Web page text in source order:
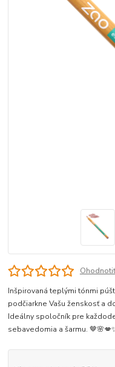
Inšpirovaná teplými tónmi
podčiarkne Vašu ženskosť a
Ideálny spoločník pre
sebavedomia a šarmu.